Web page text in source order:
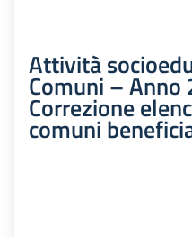
Attività
Comuni –
Correzione
comuni